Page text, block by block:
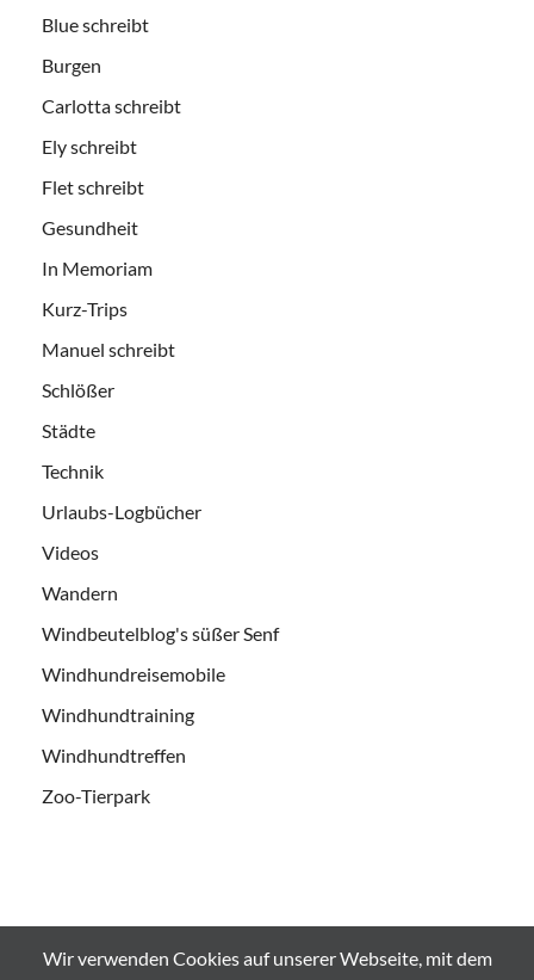
Blue schreibt
Burgen
Carlotta schreibt
Ely schreibt
Flet schreibt
Gesundheit
In Memoriam
Kurz-Trips
Manuel schreibt
Schlößer
Städte
Technik
Urlaubs-Logbücher
Videos
Wandern
Windbeutelblog's süßer Senf
Windhundreisemobile
Windhundtraining
Windhundtreffen
Zoo-Tierpark
Alle Bilder und Videos sind urheberrechtlich geschützt und es
Wir verwenden Cookies auf unserer Webseite, mit dem